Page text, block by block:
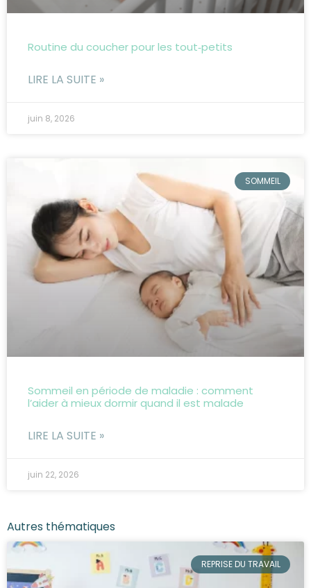
Routine du coucher pour les tout‑petits
LIRE LA SUITE »
juin 8, 2026
SOMMEIL
Sommeil en période de maladie : comment
l’aider à mieux dormir quand il est malade
LIRE LA SUITE »
juin 22, 2026
Autres thématiques
REPRISE DU TRAVAIL